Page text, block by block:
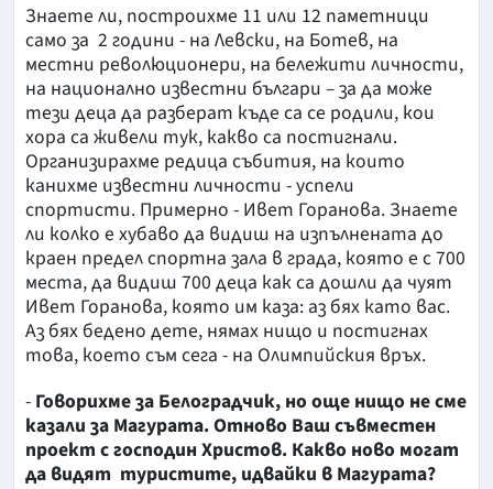
Знаете ли, построихме 11 или 12 паметници
само за 2 години - на Левски, на Ботев, на
местни революционери, на бележити личности,
на национално известни българи – за да може
тези деца да разберат къде са се родили, кои
хора са живели тук, какво са постигнали.
Организирахме редица събития, на които
канихме известни личности - успели
спортисти. Примерно - Ивет Горанова. Знаете
ли колко е хубаво да видиш на изпълнената до
краен предел спортна зала в града, която е с 700
места, да видиш 700 деца как са дошли да чуят
Ивет Горанова, която им каза: аз бях като вас.
Аз бях бедено дете, нямах нищо и постигнах
това, което съм сега - на Олимпийския връх.
- Говорихме за Белоградчик, но още нищо не сме
казали за Магурата. Отново Ваш съвместен
проект с господин Христов. Какво ново могат
да видят туристите, идвайки в Магурата?